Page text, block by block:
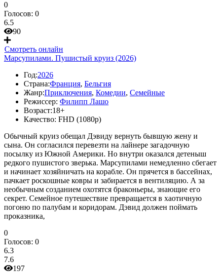
0
Голосов: 0
6.5
90
Смотреть онлайн
Марсупилами. Пушистый круиз (2026)
Год:2026
Страна:Франция, Бельгия
Жанр:Приключения, Комедии, Семейные
Режиссер: Филипп Лашо
Возраст:18+
Качество: FHD (1080p)
Обычный круиз обещал Дэвиду вернуть бывшую жену и
сына. Он согласился перевезти на лайнере загадочную
посылку из Южной Америки. Но внутри оказался детеныш
редкого пушистого зверька. Марсупилами немедленно сбегает
и начинает хозяйничать на корабле. Он прячется в бассейнах,
пачкает роскошные ковры и забирается в вентиляцию. А за
необычным созданием охотятся браконьеры, знающие его
секрет. Семейное путешествие превращается в хаотичную
погоню по палубам и коридорам. Дэвид должен поймать
проказника,
0
Голосов: 0
6.3
7.6
197